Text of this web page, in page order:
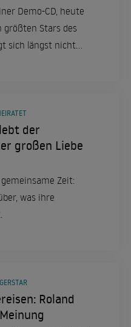
Demo-CD, heute
größten Stars des
sich längst nicht
der
großen Liebe
Zeit:
was ihre
Roland